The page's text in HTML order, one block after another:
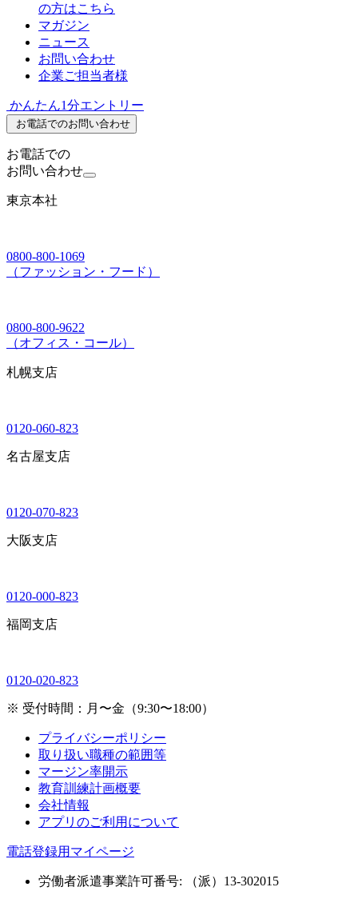
の方はこちら
マガジン
ニュース
お問い合わせ
企業ご担当者様
かんたん1分エントリー
お電話でのお問い合わせ
お電話での
お問い合わせ
東京本社
0800-800-1069
（ファッション・フード）
0800-800-9622
（オフィス・コール）
札幌支店
0120-060-823
名古屋支店
0120-070-823
大阪支店
0120-000-823
福岡支店
0120-020-823
※ 受付時間：月〜金（9:30〜18:00）
プライバシーポリシー
取り扱い職種の範囲等
マージン率開示
教育訓練計画概要
会社情報
アプリのご利用について
電話登録用マイページ
労働者派遣事業許可番号: （派）13-302015